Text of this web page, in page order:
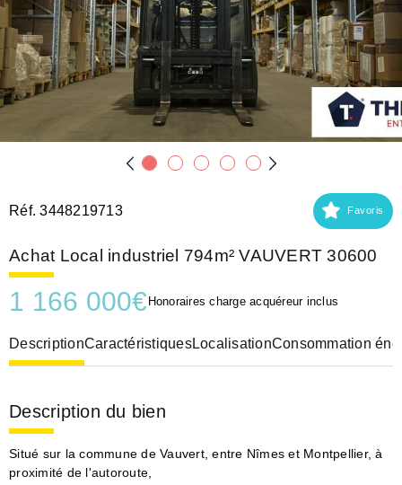
Réf. 3448219713 Favoris
Achat Local industriel 794m² VAUVERT 30600
1 166 000€ Honoraires charge acquéreur inclus
DescriptionCaractéristiquesLocalisationConsommation
Description du bien
Situé sur la commune de Vauvert, entre Nîmes et Montpellier, à
proximité de l'autoroute,